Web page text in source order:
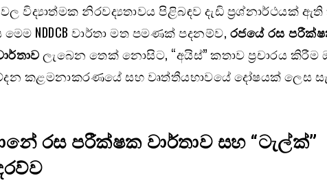
විද්‍යාත්මක නිරවද්‍යතාවය පිළිබඳව දැඩි ප්‍රශ්නාර්ථයක්
NDDCB වාර්තා මත පමණක් පදනම්ව, රජයේ රස
ලැබෙන තෙක් නොසිට, “අයිස්” කතාව ප්‍රචාරය
කළමනාකරණයේ සහ වෘත්තීයභාවයේ දෝෂයක් ලෙස
රස පරීක්ෂක වාර්තාව සහ “ටැල්ක්”